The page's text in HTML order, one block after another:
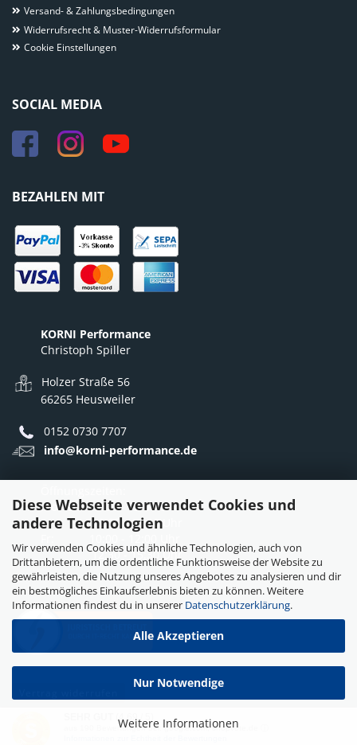
Diese Webseite verwendet Cookies und
andere Technologien
Wir verwenden Cookies und ähnliche Technologien, auch von
Drittanbietern, um die ordentliche Funktionsweise der Website zu
gewährleisten, die Nutzung unseres Angebotes zu analysieren und dir
ein bestmögliches Einkaufserlebnis bieten zu können. Weitere
Informationen findest du in unserer Datenschutzerklärung.
Alle Akzeptieren
Nur Notwendige
Weitere Informationen
Versand- & Zahlungsbedingungen
Widerrufsrecht & Muster-Widerrufsformular
Cookie Einstellungen
SOCIAL MEDIA
BEZAHLEN MIT
KORNI Performance
Christoph Spiller
Holzer Straße 56
66265 Heusweiler
0152 0730 7707
info@korni-performance.de
Mo - Do: 10:00 - 12:00 Uhr
12:30 - 16:30 Uhr
12:30 - 15:30 Uhr
(4.69 / 5)
Bewertungen bei: google.com, shopvote.de ⓘ